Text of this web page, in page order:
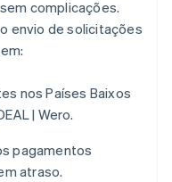
complicações.
envio de solicitações
nos Países Baixos
| Wero.
pagamentos
atraso.